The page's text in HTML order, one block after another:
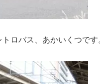
ロバス、あかいくつです